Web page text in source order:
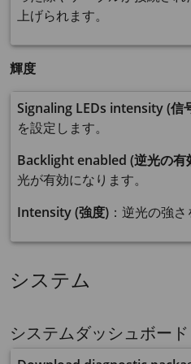
上げられます。
輝度
Signaling LEDs intensity (信
を設定します。
Backlight enabled (逆光の有
光が有効になります。
Intensity (強度) ：逆光の強さ
システム
システムダッシュボード